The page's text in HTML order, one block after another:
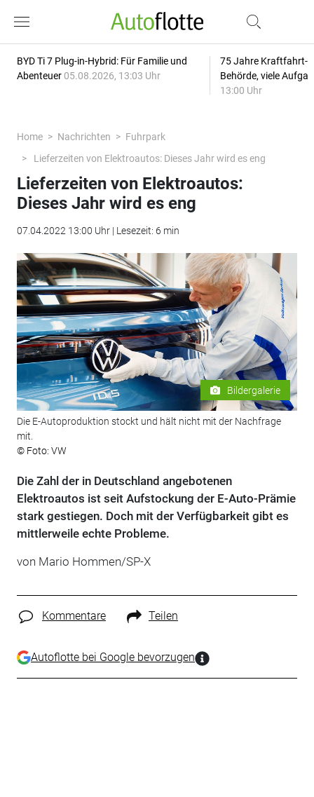
BYD Ti 7 Plug-in-Hybrid: Für Familie und
Abenteuer 05.08.2026, 13:03 Uhr
75 Jahre Kraftfahrt-
Behörde, viele
13:00 Uhr
Home Nachrichten
Fuhrpark
Lieferzeiten von Elektroautos: Dieses Jahr wird es eng
Lieferzeiten von Elektroautos:
Dieses Jahr wird es eng
07.04.2022 13:00 Uhr | Lesezeit: 6 min
Bildergalerie
Die E-Autoproduktion stockt und hält nicht mit der Nachfrage
mit.
© Foto: VW
Die Zahl der in Deutschland angebotenen
Elektroautos ist seit Aufstockung der E-Auto-Prämie
stark gestiegen. Doch mit der Verfügbarkeit gibt es
mittlerweile echte Probleme.
von Mario Hommen/SP-X
Kommentare Teilen
Autoflotte bei Google bevorzugen